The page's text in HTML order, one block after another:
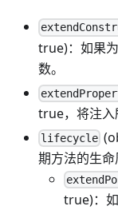
true)：如果
数。
true，将注入
lifecycle
期方法的生命
true)：